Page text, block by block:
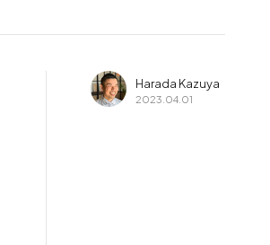
Harada Kazuya
2023.04.01